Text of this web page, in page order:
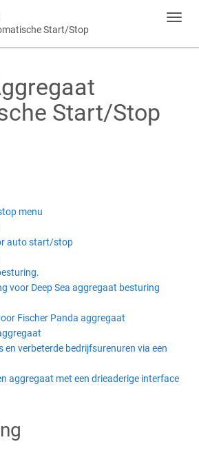
Start/Stop
Start/Stop
menu
auto start/stop
voor Deep Sea aggregaat besturing
Fischer Panda aggregaat
verbeterde bedrijfsurenuren via een
aggregaat met een drieaderige interface